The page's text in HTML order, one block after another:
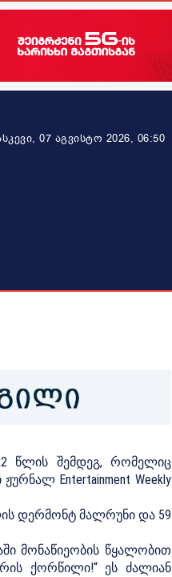
07 აგვისტო 2026, 06:50
წლის შემდეგ, რომელიც
Entertainment Weekly
დერმონტ მალრუნი და 59
მონაწიეობის წყალობით
ქორწილი!“ ეს ძალიან